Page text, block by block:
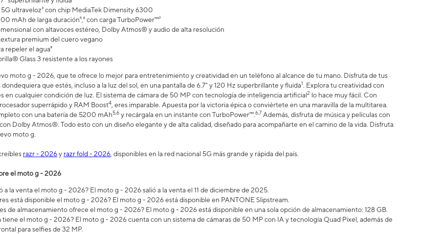
ultraveloz³ con chip MediaTek Dimensity 6300
mAh de larga duración⁵,⁶ con carga TurboPower™⁷
con altavoces estéreo, Dolby Atmos® y audio de alta resolución
premium del cuero vegano
repeler el agua⁸
Glass 3 resistente a los rayones
moto g - 2026, que te ofrece lo mejor para entretenimiento y creatividad en un teléfono al alcance de tu mano. Disfruta de tus
que estés, incluso a la luz del sol, en una pantalla de 6.7" y 120 Hz superbrillante y fluida1. Explora tu creatividad con
en cualquier condición de luz. El sistema de cámara de 50 MP con tecnología de inteligencia artificial2 lo hace muy fácil. Con
superrápido y RAM Boost4 , eres imparable. Apuesta por la victoria épica o conviértete en una maravilla de la multitarea.
con una batería de 5200 mAh5,6 y recárgala en un instante con TurboPower™.6,7 Además, disfruta de música y películas con
Dolby Atmos®. Todo esto con un diseño elegante y de alta calidad, diseñado para acompañarte en el camino de la vida. Disfruta
moto g.
razr - 2026y razr fold - 2026 , disponibles en la red nacional 5G más grande y rápida del país.
el moto g - 2026
a la venta el moto g - 2026? El moto g - 2026 salió a la venta el 11 de diciembre de 2025.
está disponible el moto g - 2026? El moto g - 2026 está disponible en PANTONE Slipstream.
de almacenamiento ofrece el moto g - 2026? El moto g - 2026 está disponible en una sola opción de almacenamiento: 128 GB.
tiene el moto g - 2026? ​​​​​​​El moto g - 2026 cuenta con un sistema de cámaras de 50 MP con IA y tecnología Quad Pixel, además de
para selfies de 32 MP.